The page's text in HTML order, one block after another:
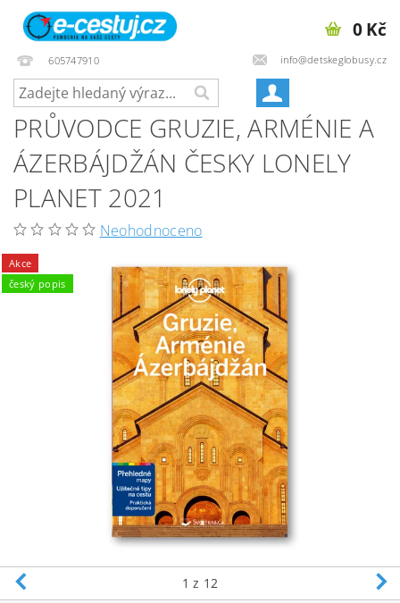
605747910 info@detskeglobusy.cz
0 Kč
PRŮVODCE GRUZIE, ARMÉNIE A
ÁZERBÁJDŽÁN ČESKY LONELY
PLANET 2021
Neohodnoceno
Akce
český popis
1 z 12